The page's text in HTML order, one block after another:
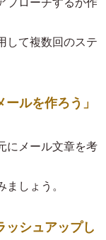
プローチするか作
して複数回のステ
ルを作ろう」
にメール文章を考
しょう。
ッシュアップし